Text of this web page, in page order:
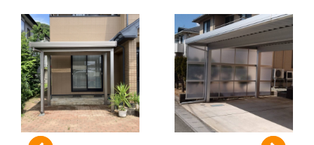
ナ
ビ
ゲ
ー